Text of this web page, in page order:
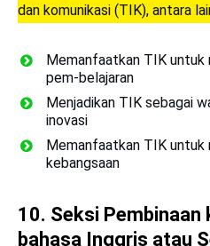
dan komunikasi (TIK), antara
Memanfaatkan TIK
pem-belajaran
Menjadikan TIK sebagai
inovasi
Memanfaatkan TIK
kebangsaan
10. Seksi Pembinaan
bahasa Inggris atau